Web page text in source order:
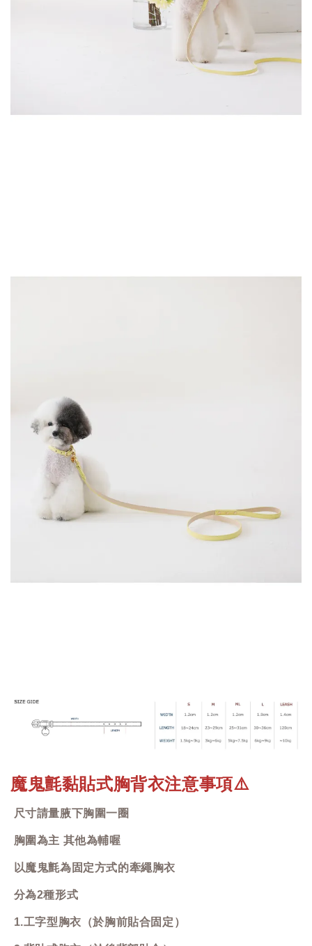
魔鬼氈黏貼式胸背衣注意事項⚠️
尺寸請量腋下胸圍一圈
胸圍為主 其他為輔喔
以魔鬼氈為固定方式的牽繩胸衣
分為2種形式
1.工字型胸衣（於胸前貼合固定）